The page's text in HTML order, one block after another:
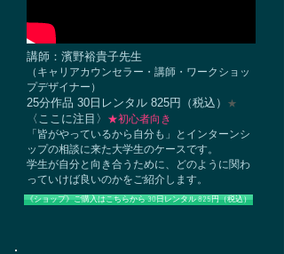
講師：濱野裕貴子先生
​（キャリアカウンセラー・講師・ワークショッ
プデザイナー）
25分作品 30日レンタル 825円（税込） ★
〈ここに注目〉
★初心者向き
「皆がやっているから自分も」とインターンシ
ップの相談に来た大学生のケースです。
学生が自分と向き合うために、どのように関わ
っていけば良いのかをご紹介します。
《ショップ》ご購入はこちらから 30日レンタル 825円（税込）